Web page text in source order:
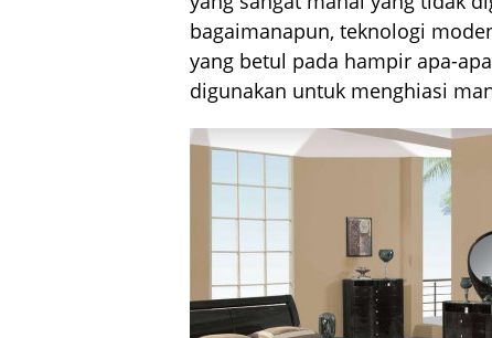
bagaimanapun, teknologi
yang betul pada hampir apa-
digunakan untuk menghiasi